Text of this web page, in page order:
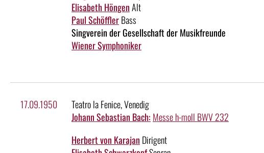
Elisabeth HöngenAlt
Paul SchöfflerBass
Singverein der Gesellschaft der Musikfreunde
Wiener Symphoniker
17.09.1950
Teatro la Fenice, Venedig
Johann Sebastian Bach: Messe h-moll BWV 232
Herbert von Karajan Dirigent